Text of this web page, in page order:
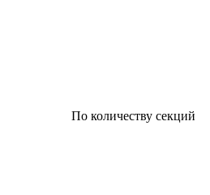
По количеству секций